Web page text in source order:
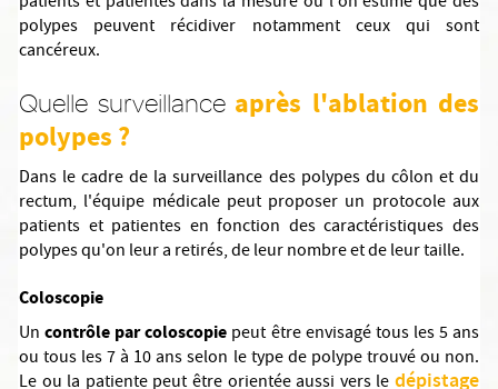
polypes peuvent récidiver notamment ceux qui sont
cancéreux.
Quelle surveillance après l'ablation des
polypes ?
Dans le cadre de la surveillance des polypes du côlon et du
rectum, l'équipe médicale peut proposer un protocole aux
patients et patientes en fonction des caractéristiques des
polypes qu'on leur a retirés, de leur nombre et de leur taille.
Coloscopie
Uncontrôle par coloscopie peut être envisagé tous les 5 ans
ou tous les 7 à 10 ans selon le type de polype trouvé ou non.
Le ou la patiente peut être orientée aussi vers le dépistage